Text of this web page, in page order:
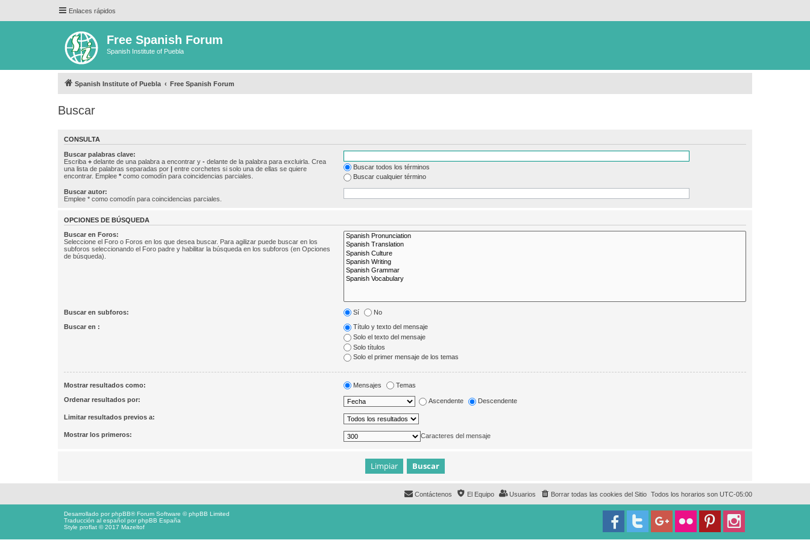
Enlaces rápidos
Free Spanish Forum
Spanish Institute of Puebla
Spanish Institute of Puebla Free Spanish Forum
Buscar
CONSULTA
Buscar palabras clave:
Escriba + delante de una palabra a encontrar y - delante de la palabra para excluirla. Crea
una lista de palabras separadas por | entre corchetes si solo una de ellas se quiere
encontrar. Emplee * como comodín para coincidencias parciales.
Buscar todos los términos
Buscar cualquier término
Buscar autor:
Emplee * como comodín para coincidencias parciales.
OPCIONES DE BÚSQUEDA
Buscar en Foros:
Seleccione el Foro o Foros en los que desea buscar. Para agilizar puede buscar en los
subforos seleccionando el Foro padre y habilitar la búsqueda en los subforos (en Opciones
de búsqueda).
Buscar en subforos: Sí No
Buscar en :
Título y texto del mensaje
Solo el texto del mensaje
Solo títulos
Solo el primer mensaje de los temas
Mostrar resultados como: Mensajes Temas
Ordenar resultados por: Ascendente Descendente
Limitar resultados previos a:
Mostrar los primeros: Caracteres del mensaje
Todos los horarios son UTC-05:00
Borrar todas las cookies del Sitio
Usuarios
El Equipo
Contáctenos
Desarrollado porphpBB® Forum Software © phpBB Limited
Traducción al español porphpBB España
Style proflat © 2017 Mazeltof